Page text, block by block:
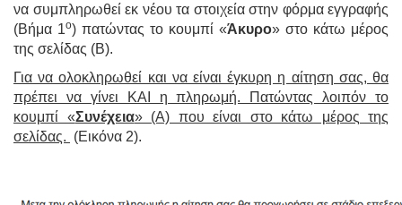
να συμπληρωθεί εκ νέου τα στοιχεία στην φόρμα εγγραφής
(Βήμα 1ο) πατώντας το κουμπί «Άκυρο» στο κάτω μέρος
της σελίδας (Β).
Για να ολοκληρωθεί και να είναι έγκυρη η αίτηση σας, θα
πρέπει να γίνει ΚΑΙ η πληρωμή. Πατώντας λοιπόν το
κουμπί «Συνέχεια» (Α) που είναι στο κάτω μέρος της
σελίδας. (Εικόνα 2).